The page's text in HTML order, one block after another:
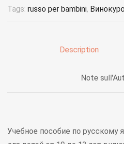
Tags: russo per bambini,
Description
Note
Учебное пособие по русскому